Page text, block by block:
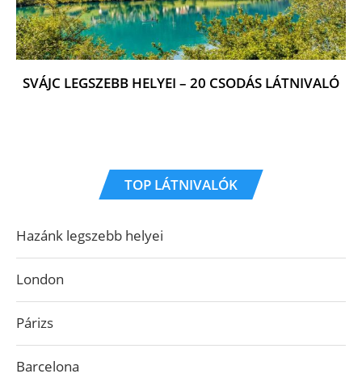
SVÁJC LEGSZEBB HELYEI – 20 CSODÁS LÁTNIVALÓ
TOP LÁTNIVALÓK
Hazánk legszebb helyei
London
Párizs
Barcelona